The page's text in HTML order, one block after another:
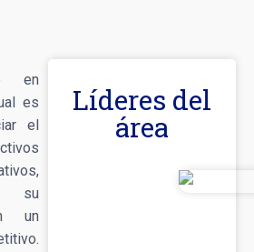
en
es
el
su
un
Líderes del
área